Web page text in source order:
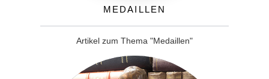
Medaillen
Artikel zum Thema "Medaillen"